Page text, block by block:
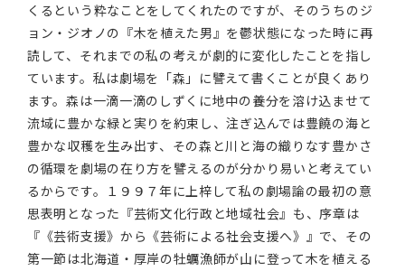
くるという粋なことをしてくれたのですが、そのうちのジ
ョン・ジオノの『木を植えた男』を鬱状態になった時に再
読して、それまでの私の考えが劇的に変化したことを指し
ています。私は劇場を「森」に譬えて書くことが良くあり
ます。森は一滴一滴のしずくに地中の養分を溶け込ませて
流域に豊かな緑と実りを約束し、注ぎ込んでは豊饒の海と
豊かな収穫を生み出す、その森と川と海の織りなす豊かさ
の循環を劇場の在り方を譬えるのが分かり易いと考えてい
るからです。１９９７年に上梓して私の劇場論の最初の意
思表明となった『芸術文化行政と地域社会』も、序章は
『《芸術支援》から《芸術による社会支援へ》』で、その
第一節は北海道・厚岸の牡蠣漁師が山に登って木を植える